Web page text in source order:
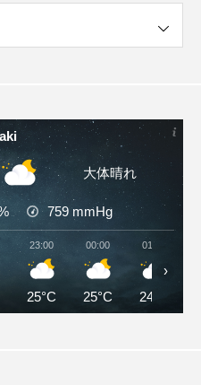
大体晴れ
759 mmHg
23:00
25°C
00:00
25°C
01:00
24°C
›